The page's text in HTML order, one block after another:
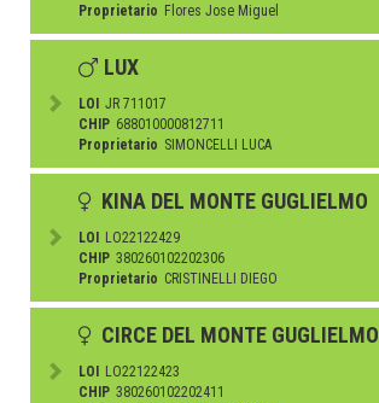
Proprietario Flores Jose Miguel
LUX
LOI
JR 711017
CHIP 688010000812711
Proprietario SIMONCELLI LUCA
KINA DEL MONTE GUGLIELMO
LOI
LO22122429
CHIP 380260102202306
Proprietario CRISTINELLI DIEGO
CIRCE DEL MONTE GUGLIELMO
LOI
LO22122423
CHIP 380260102202411